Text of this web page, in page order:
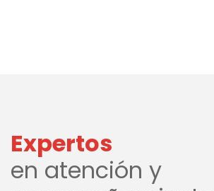
Expertos
en atención y